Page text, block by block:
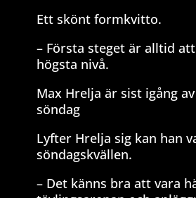
Ett skönt formkvitto.
– Första steget är alltid
högsta nivå.
Max Hrelja är sist igång
söndag
Lyfter Hrelja sig kan han
söndagskvällen.
– Det känns bra att vara